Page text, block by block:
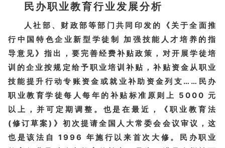
民办职业教育行业发展分析
人社部、财政部等部门共同印发的《关于全面推
行中国特色企业新型学徒制 加强技能人才培养的指
导意见》指出，要完善经费补贴政策，对开展学徒培
训的企业按规定给予职业培训补贴，补贴资金从职业
技能提升行动专账资金或就业补助资金列支……民办
职业教育学徒每人每年的补贴标准原则上 5000 元
以上，并可定期调整。 也是在最近，《职业教育法
(修订草案)》初次提请全国人大常委会会议审议，这
也是该法自 1996 年施行以来首次大修。 民办职业